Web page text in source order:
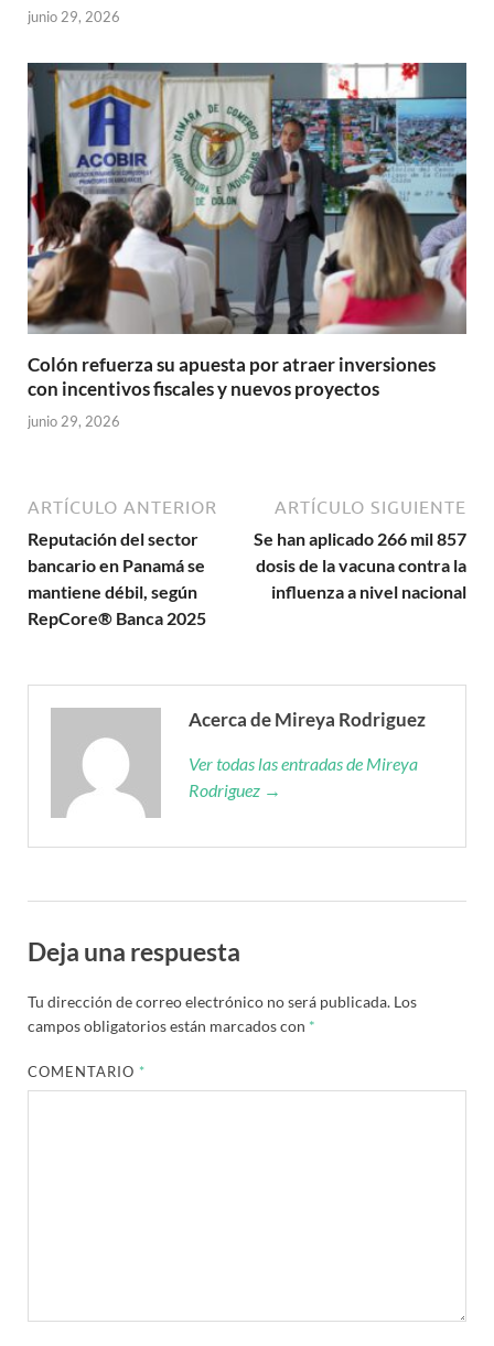
junio 29, 2026
Colón refuerza su apuesta por atraer inversiones
con incentivos fiscales y nuevos proyectos
junio 29, 2026
ARTÍCULO ANTERIOR
Reputación del sector
bancario en Panamá se
mantiene débil, según
RepCore® Banca 2025
ARTÍCULO SIGUIENTE
Se han aplicado 266 mil 857
dosis de la vacuna contra la
influenza a nivel nacional
Acerca de Mireya Rodriguez
Ver todas las entradas de Mireya
Rodriguez →
Deja una respuesta
Tu dirección de correo electrónico no será publicada. Los
campos obligatorios están marcados con *
COMENTARIO *